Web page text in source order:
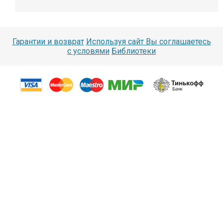
Гарантии и возврат Используя сайт Вы соглашаетесь
с условями Библиотеки